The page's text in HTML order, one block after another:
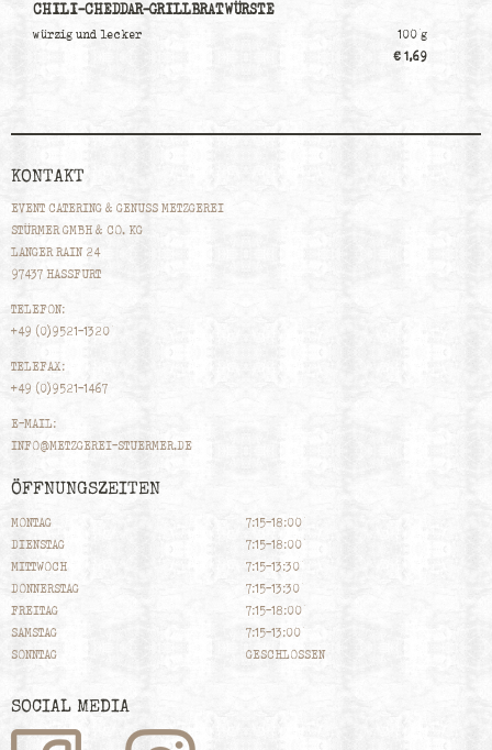
CHILI-CHEDDAR-GRILLBRATWÜRSTE
würzig und lecker
100 g
€ 1,69
KONTAKT
EVENT CATERING & GENUSS METZGEREI
STÜRMER GMBH & CO. KG
LANGER RAIN 24
97437 HASSFURT
TELEFON:
+49 (0)9521-1320
TELEFAX:
+49 (0)9521-1467
E-MAIL:
INFO@METZGEREI-STUERMER.DE
ÖFFNUNGSZEITEN
MONTAG
7:15-18:00
DIENSTAG
7:15-18:00
MITTWOCH
7:15-13:30
DONNERSTAG
7:15-13:30
FREITAG
7:15-18:00
SAMSTAG
7:15-13:00
SONNTAG
GESCHLOSSEN
SOCIAL MEDIA